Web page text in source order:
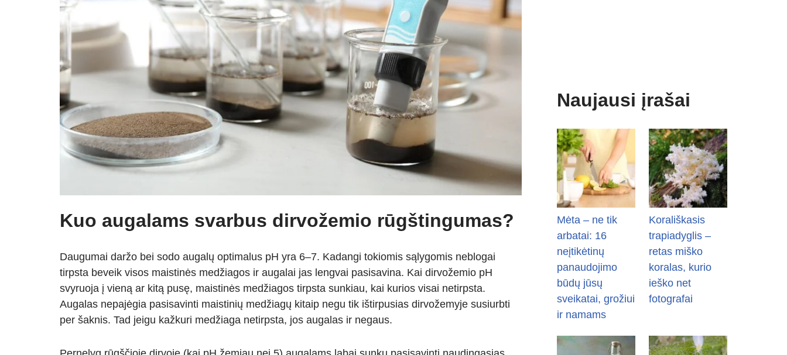
Kuo augalams svarbus dirvožemio rūgštingumas?
Daugumai daržo bei sodo augalų optimalus pH yra 6–7. Kadangi tokiomis sąlygomis neblogai
tirpsta beveik visos maistinės medžiagos ir augalai jas lengvai pasisavina. Kai dirvožemio pH
svyruoja į vieną ar kitą pusę, maistinės medžiagos tirpsta sunkiau, kai kurios visai netirpsta.
Augalas nepajėgia pasisavinti maistinių medžiagų kitaip negu tik ištirpusias dirvožemyje susiurbti
per šaknis. Tad jeigu kažkuri medžiaga netirpsta, jos augalas ir negaus.
Naujausi įrašai
Mėta – ne tik
arbatai: 16
neįtikėtinų
panaudojimo
būdų jūsų
sveikatai, grožiui
ir namams
Korališkasis
trapiadyglis –
retas miško
koralas, kurio
ieško net
fotografai